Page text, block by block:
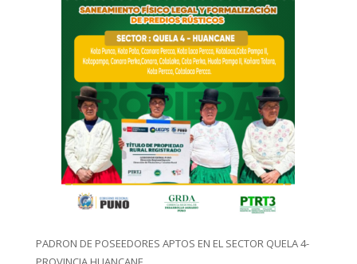
PADRON DE POSEEDORES APTOS EN EL SECTOR QUELA 4-